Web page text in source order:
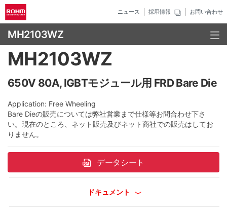
ニュース 採用情報 お問い合わせ
MH2103WZ
MH2103WZ
650V 80A, IGBTモジュール用 FRD Bare Die
Application: Free Wheeling
Bare Dieの販売については弊社営業まで仕様等お問合わせ下さ
い。現在のところ、ネット販売及びネット商社での販売はしてお
りません。
データシート
ドキュメント